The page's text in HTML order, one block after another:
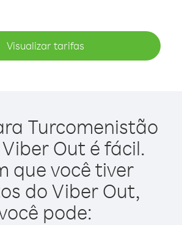
Visualizar tarifas
Turcomenistão
Out é fácil.
que você tiver
do Viber Out,
pode: